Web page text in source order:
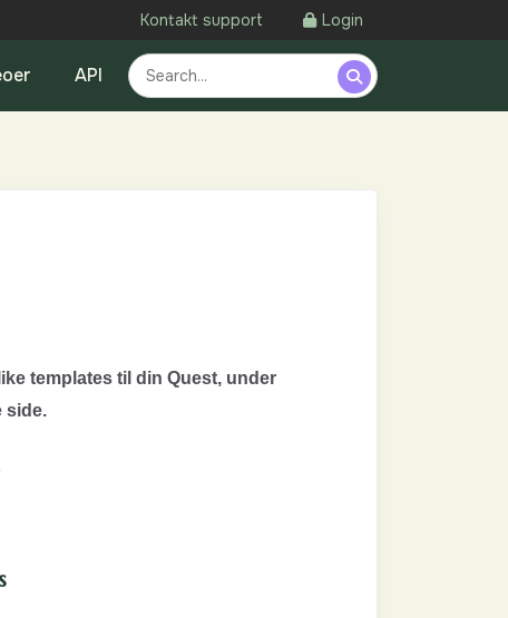
Kontakt support Login
API
templates til din Quest, under
side.